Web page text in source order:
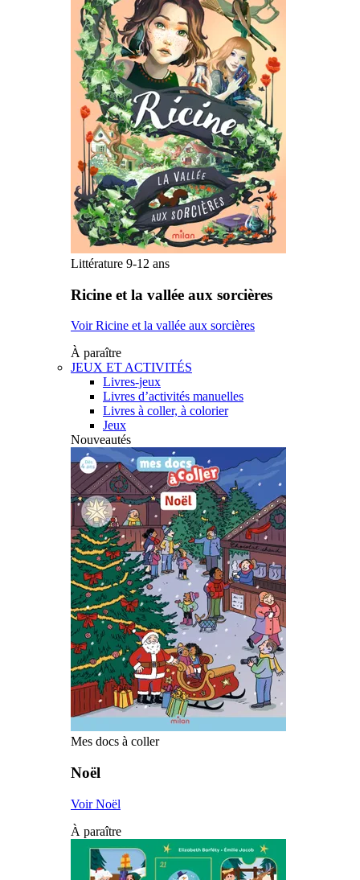
Littérature 9-12 ans
Ricine et la vallée aux sorcières
Voir Ricine et la vallée aux sorcières
À paraître
JEUX ET ACTIVITÉS
Livres-jeux
Livres d’activités manuelles
Livres à coller, à colorier
Jeux
Nouveautés
Mes docs à coller
Noël
Voir Noël
À paraître